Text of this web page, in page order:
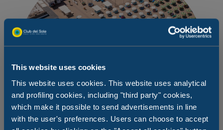
This website uses cookies
This website uses cookies. This website uses analytical
and profiling cookies, including "third party" cookies,
which make it possible to send advertisements in line
with the user's preferences. Users can choose to accept